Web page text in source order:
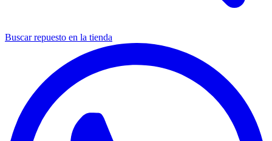
Buscar repuesto en la tienda